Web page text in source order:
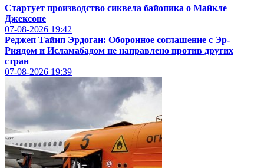
Стартует производство сиквела байопика о Майкле
Джексоне
07-08-2026 19:42
Реджеп Тайип Эрдоган: Оборонное соглашение с Эр-
Риядом и Исламабадом не направлено против других
стран
07-08-2026 19:39